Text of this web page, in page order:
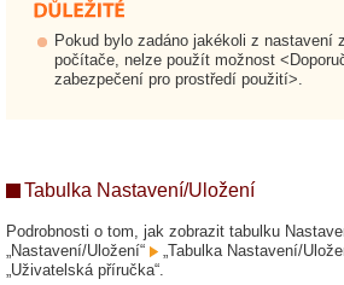
Pokud bylo zadáno jakékoli z nastavení
počítače, nelze použít možnost
zabezpečení pro prostředí použití>.
Tabulka Nastavení/Uložení
Podrobnosti o tom, jak zobrazit tabulku
„Nastavení/Uložení“
„Tabulka Nastavení/
„Uživatelská příručka“.